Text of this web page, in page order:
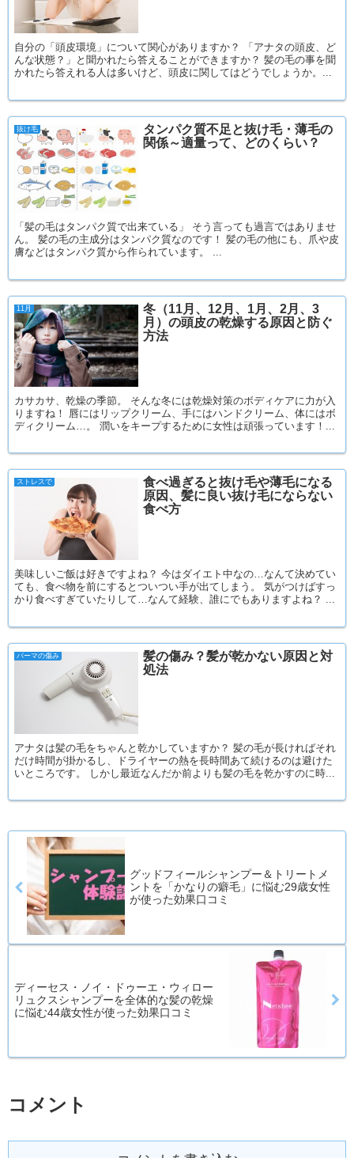
自分の「頭皮環境」について関心がありますか？ 「アナタの頭皮、ど
んな状態？」と聞かれたら答えることができますか？ 髪の毛の事を聞
かれたら答えれる人は多いけど、頭皮に関してはどうでしょうか。...
抜け毛
タンパク質不足と抜け毛・薄毛の
関係～適量って、どのくらい？
「髪の毛はタンパク質で出来ている」 そう言っても過言ではありませ
ん。 髪の毛の主成分はタンパク質なのです！ 髪の毛の他にも、爪や皮
膚などはタンパク質から作られています。 ...
11月
冬（11月、12月、1月、2月、3
月）の頭皮の乾燥する原因と防ぐ
方法
カサカサ、乾燥の季節。 そんな冬には乾燥対策のボディケアに力が入
りますね！ 唇にはリップクリーム、手にはハンドクリーム、体にはボ
ディクリーム…。 潤いをキープするために女性は頑張っています！...
ストレスで
食べ過ぎると抜け毛や薄毛になる
原因、髪に良い抜け毛にならない
食べ方
美味しいご飯は好きですよね？ 今はダイエト中なの…なんて決めてい
ても、食べ物を前にするとついつい手が出てしまう。 気がつけばすっ
かり食べすぎていたりして…なんて経験、誰にでもありますよね？ ...
パーマの傷み
髪の傷み？髪が乾かない原因と対
処法
アナタは髪の毛をちゃんと乾かしていますか？ 髪の毛が長ければそれ
だけ時間が掛かるし、ドライヤーの熱を長時間あて続けるのは避けた
いところです。 しかし最近なんだか前よりも髪の毛を乾かすのに時...
グッドフィールシャンプー＆トリートメ
ントを「かなりの癖毛」に悩む29歳女性
が使った効果口コミ
ディーセス・ノイ・ドゥーエ・ウィロー
リュクスシャンプーを全体的な髪の乾燥
に悩む44歳女性が使った効果口コミ
コメント